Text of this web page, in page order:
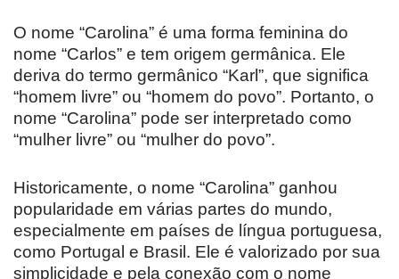
O nome “Carolina” é uma forma feminina do
nome “Carlos” e tem origem germânica. Ele
deriva do termo germânico “Karl”, que significa
“homem livre” ou “homem do povo”. Portanto, o
nome “Carolina” pode ser interpretado como
“mulher livre” ou “mulher do povo”.
Historicamente, o nome “Carolina” ganhou
popularidade em várias partes do mundo,
especialmente em países de língua portuguesa,
como Portugal e Brasil. Ele é valorizado por sua
simplicidade e pela conexão com o nome